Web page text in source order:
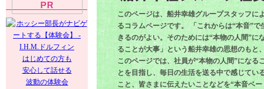
はじめての方も
安心して話せる
波動の体験会
このページは、船井幸雄グループスタッフに
るコラムページです。 「これからは“本音”で
きるのがよい。そのためには“本物の人間”に
ることが大事」という船井幸雄の思想のもと
このページでは、社員が“本物の人間”になる
とを目指し、毎日の生活を送る中で感じてい
こと、皆さまに伝えたいことなどを“本音ベー